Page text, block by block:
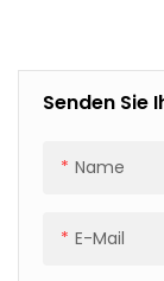
Senden Sie
Name
E-Mail
Eckenschutz